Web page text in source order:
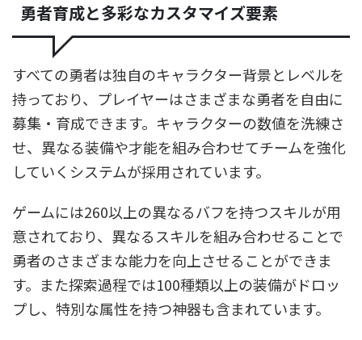
勇者育成と多彩なカスタマイズ要素
すべての勇者は独自のキャラクター背景とレベルを
持っており、プレイヤーはさまざまな勇者を自由に
募集・育成できます。キャラクターの数値を洗練さ
せ、異なる装備や才能を組み合わせてチームを強化
していくシステムが採用されています。
ゲームには260以上の異なるバフを持つスキルが用
意されており、異なるスキルを組み合わせることで
勇者のさまざまな能力を向上させることができま
す。また探索過程では100種類以上の装備がドロッ
プし、特別な属性を持つ神器も含まれています。